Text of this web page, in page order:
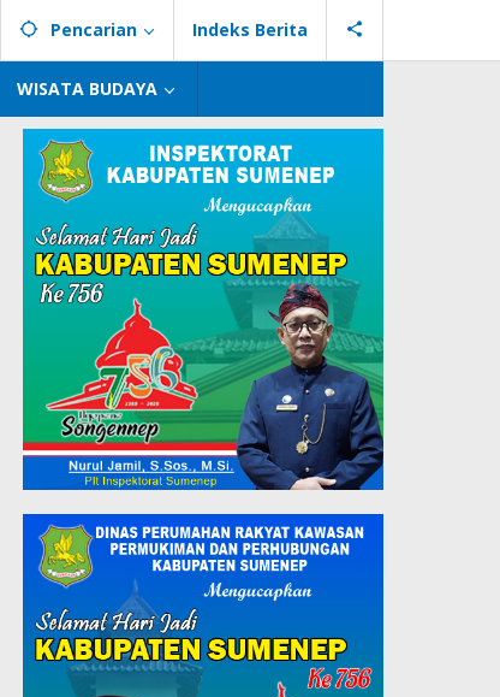
Pencarian Indeks Berita
WISATA BUDAYA